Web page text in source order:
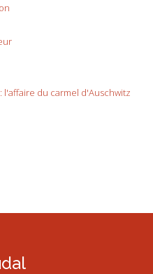
du carmel d'Auschwitz